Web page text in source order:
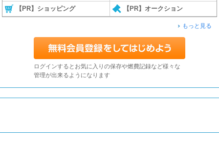
【PR】ショッピング 【PR】オークション
もっと見る
ログインするとお気に入りの保存や燃費記録など様々な
管理が出来るようになります